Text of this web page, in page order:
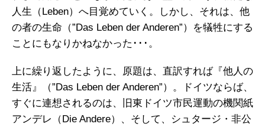
人生（Leben）へ目覚めていく。しかし、それは、他
の者の生命（”Das Leben der Anderen”）を犠牲にする
ことにもなりかねなかった･･･。
上に繰り返したように、原題は、直訳すれば『他人の
生活』（”Das Leben der Anderen”）。ドイツならば、
すぐに連想されるのは、旧東ドイツ市民運動の機関紙
アンデレ（Die Andere）、そして、シュタージ・非公